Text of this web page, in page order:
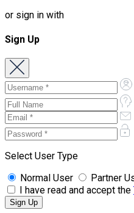
or sign in with
Sign Up
Select User Type
Normal User
Partner
I have read and accept the